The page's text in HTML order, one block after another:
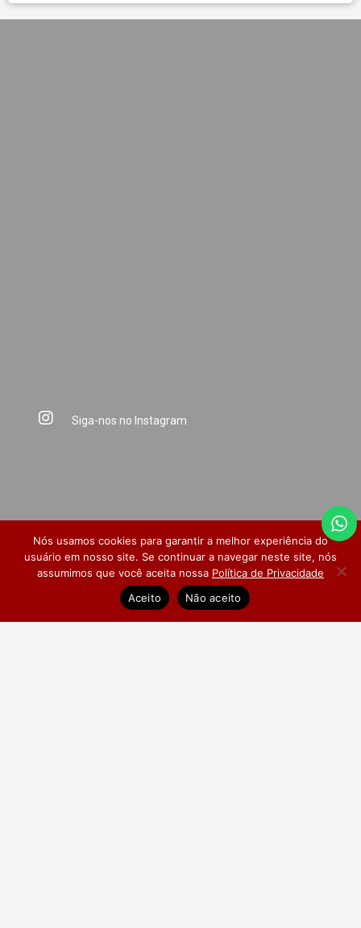
Siga-nos no Instagram
Pesquisa de Satisfação
Nós usamos cookies para garantir a melhor experiência do
usuário em nosso site. Se continuar a navegar neste site, nós
assumimos que você aceita nossa Política de Privacidade
Aceito
Não aceito